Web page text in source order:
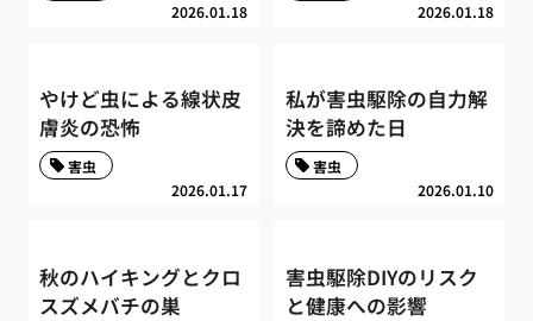
2026.01.18 2026.01.18
やけど虫による線状皮
膚炎の恐怖
2026.01.17
害虫
私が害虫駆除の自力解
決を諦めた日
2026.01.10
害虫
秋のハイキングとクロ
スズメバチの巣
害虫駆除DIYのリスク
と健康への影響